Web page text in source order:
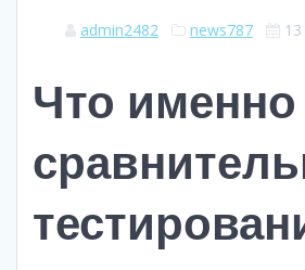
admin2482 news787
Что